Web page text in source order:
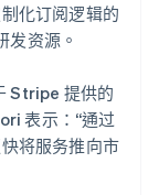
化订阅逻辑的
发资源。
Stripe 提供的
表示：“通过
将服务推向市